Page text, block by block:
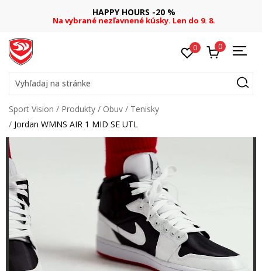
HAPPY HOURS -20 %
Na vybrané nezľavnené kúsky. Len do 9. 8.
0 0
Vyhľadaj na stránke
Sport Vision Produkty Obuv
Tenisky
Jordan WMNS AIR 1 MID SE UTL